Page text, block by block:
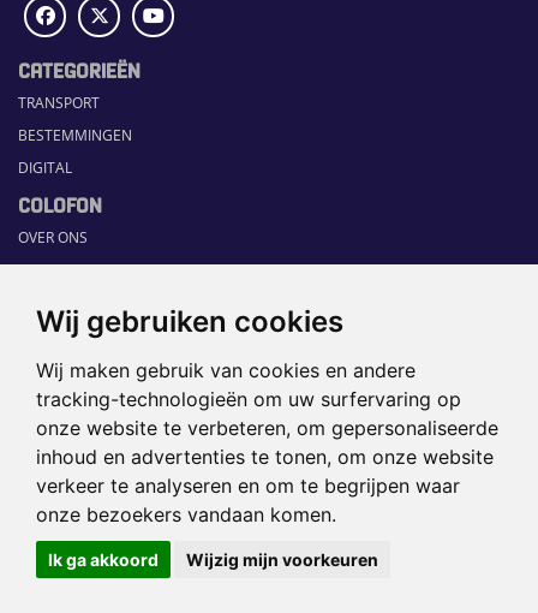
Wij gebruiken cookies
Wij maken gebruik van cookies en andere
tracking-technologieën om uw surfervaring op
onze website te verbeteren, om gepersonaliseerde
inhoud en advertenties te tonen, om onze website
verkeer te analyseren en om te begrijpen waar
onze bezoekers vandaan komen.
Ik ga akkoord Wijzig mijn voorkeuren
CATEGORIEËN
TRANSPORT
BESTEMMINGEN
DIGITAL
COLOFON
OVER ONS
COMMUNICATION PLATFORM
RUBRIEKEN
HOME
SECTORGIDS
JOBS
HAPPENING
©2026 TRAVEL360° |SITEMAP
DISCLAIMER|PRIVACYBELEID|
COOKIEVOORKEUREN